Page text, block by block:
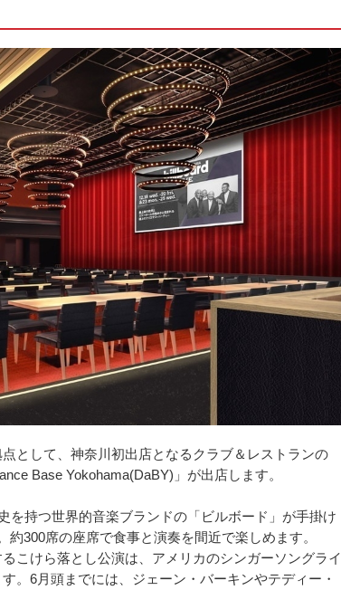
として、神奈川初出店となるクラブ＆レストランの
Base Yokohama(DaBY)」が出店します。
を持つ世界的音楽ブランドの「ビルボード」が手掛け
300席の座席で食事と演奏を間近で楽しめます。
こけら落とし公演は、アメリカのシンガーソングライ
。6月頭までには、ジェーン・バーキンやテディー・